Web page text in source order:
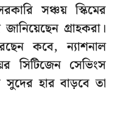
সঞ্চয় স্কিমের
গ্রাহকরা।
কবে, ন্যাশনাল
সিটিজেন সেভিংস
সুদের হার বাড়বে তা